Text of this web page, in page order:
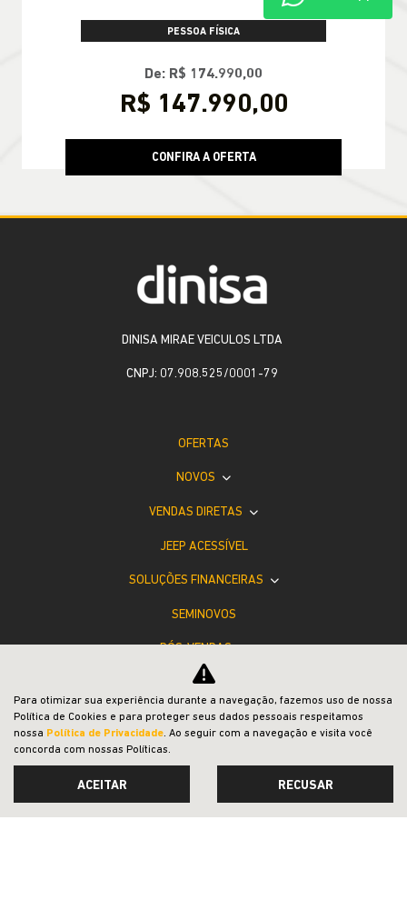
PESSOA FÍSICA
De: R$ 174.990,00
R$ 147.990,00
CONFIRA A OFERTA
DINISA MIRAE VEICULOS LTDA
CNPJ: 07.908.525/0001-79
OFERTAS
NOVOS
VENDAS DIRETAS
JEEP ACESSÍVEL
SOLUÇÕES FINANCEIRAS
SEMINOVOS
PÓS-VENDAS
INSTITUCIONAL
COMPARATIVO
Para otimizar sua experiência durante a navegação, fazemos uso de nossa
Política de Cookies e para proteger seus dados pessoais respeitamos
nossa Política de Privacidade. Ao seguir com a navegação e visita você
concorda com nossas Políticas.
ACEITAR RECUSAR